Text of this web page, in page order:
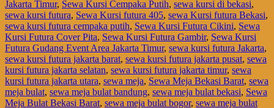
Jakarta Timur, Sewa Kursi Cempaka Putih, sewa kursi di bekasi,
sewa kursi futura, Sewa Kursi futura 405, sewa Kursi futura Bekasi,
sewa kursi futura cempaka putih, Sewa Kursi Futura Cikini, Sewa
Kursi Futura Cover Pita, Sewa Kursi Futura Gambir, Sewa Kursi
Futura Gudang Event Area Jakarta Timur, sewa kursi futura Jakarta,
sewa kursi futura jakarta barat, sewa kursi futura jakarta pusat, sewa
kursi futura jakarta selatan, sewa kursi futura jakarta timur, sewa
kursi futura jakarta utara, sewa meja, Sewa Meja Bekasi Barat, sewa
meja bulat, sewa meja bulat bandung, sewa meja bulat bekasi, Sewa
Meja Bulat Bekasi Barat, sewa meja bulat bogor, sewa meja bulat